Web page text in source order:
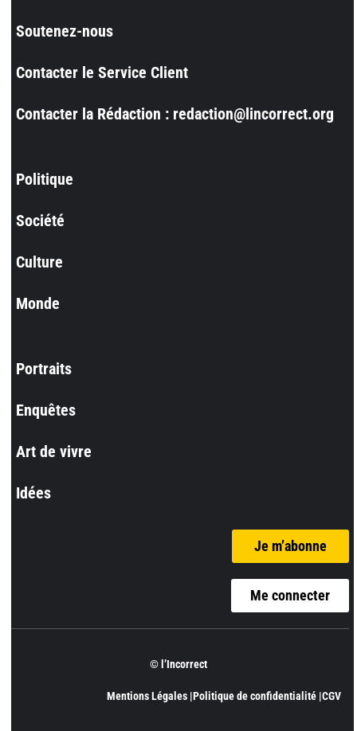
Soutenez-nous
Contacter le Service Client
Contacter la Rédaction : redaction@lincorrect.org
Politique
Société
Culture
Monde
Portraits
Enquêtes
Art de vivre
Idées
Je m’abonne
Me connecter
© l’Incorrect
Mentions Légales |Politique de confidentialité |CGV